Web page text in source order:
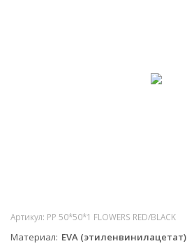
Артикул: PP 50*50*1 FLOWERS RED/BLACK
Материал EVA (этиленвинилацетат)